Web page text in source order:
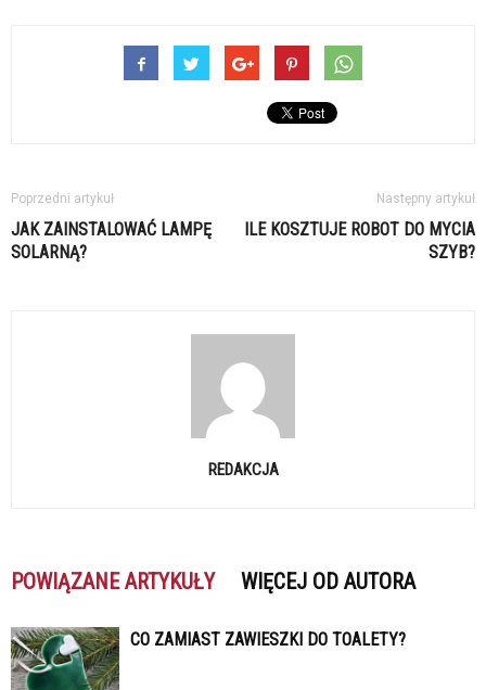
Poprzedni artykuł
JAK ZAINSTALOWAĆ LAMPĘ
SOLARNĄ?
Następny artykuł
ILE KOSZTUJE ROBOT DO MYCIA
SZYB?
REDAKCJA
POWIĄZANE ARTYKUŁY WIĘCEJ OD AUTORA
CO ZAMIAST ZAWIESZKI DO TOALETY?